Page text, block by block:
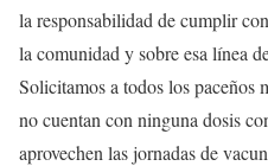
la responsabilidad de cumplir
la comunidad y sobre esa línea
Solicitamos a todos los paceños
no cuentan con ninguna dosis
aprovechen las jornadas de